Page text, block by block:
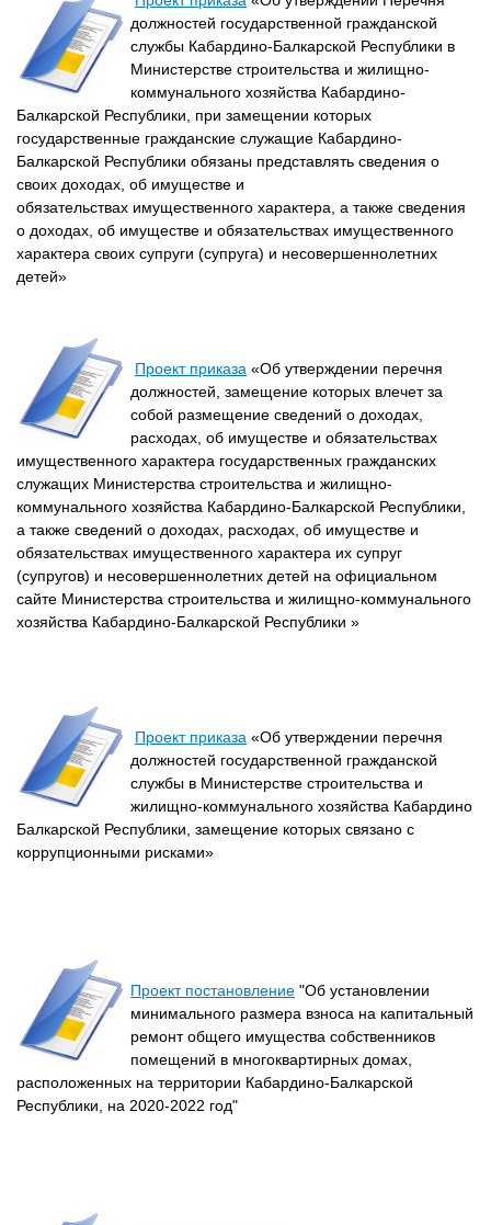
должностей государственной гражданской
службы Кабардино-Балкарской Республики в
Министерстве строительства и жилищно-
коммунального хозяйства Кабардино-
Балкарской Республики, при замещении которых
государственные гражданские служащие Кабардино-
Балкарской Республики обязаны представлять сведения о
своих доходах, об имуществе и
обязательствах имущественного характера, а также сведения
о доходах, об имуществе и обязательствах имущественного
характера своих супруги (супруга) и несовершеннолетних
детей»
Проект приказа «Об утверждении перечня
должностей, замещение которых влечет за
собой размещение сведений о доходах,
расходах, об имуществе и обязательствах
имущественного характера государственных гражданских
служащих Министерства строительства и жилищно-
коммунального хозяйства Кабардино-Балкарской Республики,
а также сведений о доходах, расходах, об имуществе и
обязательствах имущественного характера их супруг
(супругов) и несовершеннолетних детей на официальном
сайте Министерства строительства и жилищно-коммунального
хозяйства Кабардино-Балкарской Республики »
Проект приказа «Об утверждении перечня
должностей государственной гражданской
службы в Министерстве строительства и
жилищно-коммунального хозяйства Кабардино
Балкарской Республики, замещение которых связано с
коррупционными рисками»
Проект постановление "Об установлении
минимального размера взноса на капитальный
ремонт общего имущества собственников
помещений в многоквартирных домах,
расположенных на территории Кабардино-Балкарской
Республики, на 2020-2022 год"